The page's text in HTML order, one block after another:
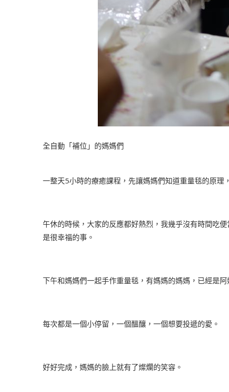
全自動「補位」的媽媽們
一整天5小時的療癒課程，先讓媽媽們知道重量毯的原理
午休的時候，大家的反應都好熱烈，我幾乎沒有時間吃
是很幸福的事。
下午和媽媽們一起手作重量毯，有媽媽的媽媽，已經是
每次都是一個小停留，一個醞釀，一個想要投遞的愛。
好好完成，媽媽的臉上就有了燦爛的笑容。